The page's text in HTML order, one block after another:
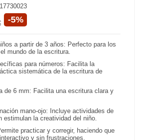
-5%
a partir de 3 años: Perfecto para los
mundo de la escritura.
para números: Facilita la
sistemática de la escritura de
de 6 mm: Facilita una escritura clara y
mano-ojo: Incluye actividades de
estimulan la creatividad del niño.
practicar y corregir, haciendo que
y sin frustraciones.